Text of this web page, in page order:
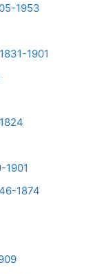
1953
1901
1901
1874